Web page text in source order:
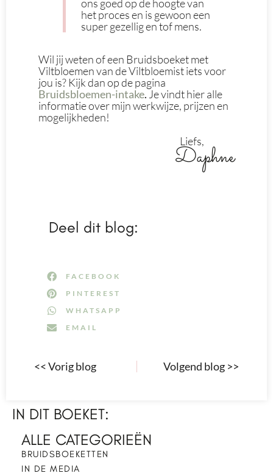
ons goed op de hoogte van
het proces en is gewoon een
super gezellig en tof mens.
Wil jij weten of een Bruidsboeket met
Viltbloemen van de Viltbloemist iets voor
jou is? Kijk dan op de pagina
Bruidsbloemen-intake.Je vindt hier alle
informatie over mijn werkwijze, prijzen en
mogelijkheden!
Liefs,
Daphne
Deel dit blog:
FACEBOOK
PINTEREST
WHATSAPP
EMAIL
<< Vorig blog Volgend blog >>
IN DIT BOEKET:
ALLE CATEGORIEËN
BRUIDSBOEKETTEN
IN DE MEDIA